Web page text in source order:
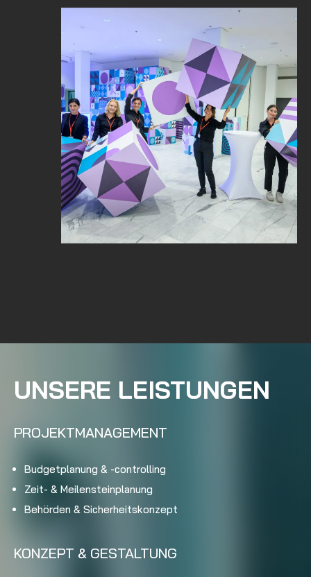
UNSERE LEISTUNGEN
PROJEKTMANAGEMENT
Budgetplanung & -controlling
Zeit- & Meilensteinplanung
Behörden & Sicherheitskonzept
KONZEPT & GESTALTUNG